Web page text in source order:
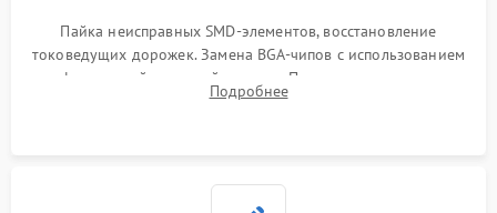
Пайка неисправных SMD-элементов, восстановление
токоведущих дорожек. Замена BGA-чипов с использованием
инфракрасной паяльной станции. Прошивка микросхемы
BIOS или замена поврежденных портов USB
Подробнее